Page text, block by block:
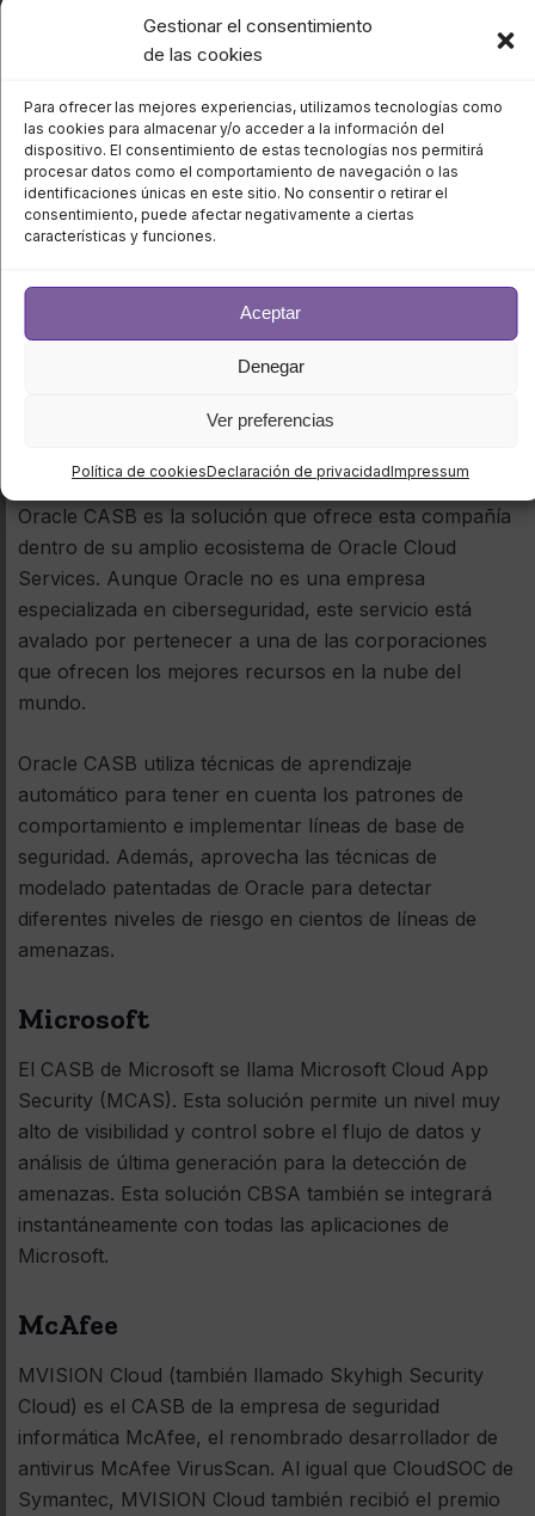
Gestionar el consentimiento
de las cookies
Para ofrecer las mejores experiencias, utilizamos tecnologías como
las cookies para almacenar y/o acceder a la información del
dispositivo. El consentimiento de estas tecnologías nos permitirá
procesar datos como el comportamiento de navegación o las
identificaciones únicas en este sitio. No consentir o retirar el
consentimiento, puede afectar negativamente a ciertas
características y funciones.
Aceptar
Denegar
Ver preferencias
Política de cookiesDeclaración de privacidadImpressum
Symantec
Symantec Corporation es la empresa de seguridad
informática que comercializa el reconocido antivirus
de la marca Norton, por lo que su trayectoria está
más que contrastada. El CASB de Symantec se llama
CloudSOC Cloud Access Security Broker. El alto
«Gartner Peer Insights Customers’ Choice» en 2019,
gracias a sus algoritmos de aprendizaje automático
que ejecutan sistemáticamente medidas de seguridad
Oracle
Oracle CASB es la solución que ofrece esta compañía
dentro de su amplio ecosistema de Oracle Cloud
Services. Aunque Oracle no es una empresa
especializada en ciberseguridad, este servicio está
avalado por pertenecer a una de las corporaciones
que ofrecen los mejores recursos en la nube del
mundo.
Oracle CASB utiliza técnicas de aprendizaje
automático para tener en cuenta los patrones de
comportamiento e implementar líneas de base de
seguridad. Además, aprovecha las técnicas de
modelado patentadas de Oracle para detectar
diferentes niveles de riesgo en cientos de líneas de
amenazas.
Microsoft
El CASB de Microsoft se llama Microsoft Cloud App
Security (MCAS). Esta solución permite un nivel muy
alto de visibilidad y control sobre el flujo de datos y
análisis de última generación para la detección de
amenazas. Esta solución CBSA también se integrará
instantáneamente con todas las aplicaciones de
Microsoft.
McAfee
MVISION Cloud (también llamado Skyhigh Security
Cloud) es el CASB de la empresa de seguridad
informática McAfee, el renombrado desarrollador de
antivirus McAfee VirusScan. Al igual que CloudSOC de
Symantec, MVISION Cloud también recibió el premio